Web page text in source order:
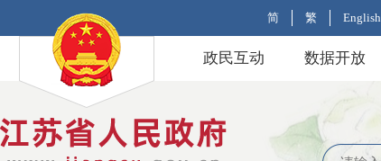
简 繁 English
政民互动 数据开放